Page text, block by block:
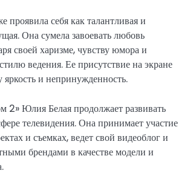
проявила себя как талантливая и
Она сумела завоевать любовь
своей харизме, чувству юмора и
ведения. Ее присутствие на экране
и непринужденность.
2» Юлия Белая продолжает развивать
телевидения. Она принимает участие
и съемках, ведет свой видеоблог и
брендами в качестве модели и